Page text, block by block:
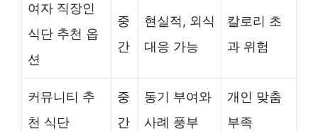
여자 직장인
식단 추천 옵
션
중
간
현실적, 외식
대응 가능
칼로리 초
과 위험
커뮤니티 추
천 식단
중
간
동기 부여와
사례 풍부
개인 맞춤
부족